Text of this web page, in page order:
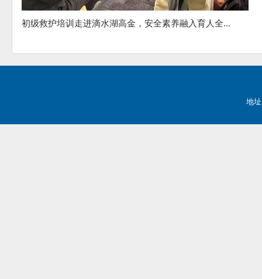
初级救护培训走进滴水湖高金，安全素养融入育人全...
地